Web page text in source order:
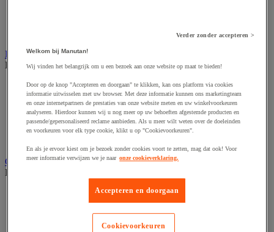
Elektrische toebehoren en verlichting
Bekijk de hele productgroep
Accessoires voor elektrisch schakelpaneel
Batterij, oplader en kabel
Elektrische kabel
Elektrische uitrusting
Verlengsnoer, stekkerdoos en kapelhaspel
Gereedschap opbergen
Bekijk de hele productgroep
Assortimentsdoos en gereedschapkoffer
Gereedschapskist en opbergtas
Gereedschapskoffer en versterkte kist
Verrijdbare werktafel
Verder zonder accepteren >
Welkom bij Manutan!
Wij vinden het belangrijk om u een bezoek aan onze website op maat te bieden!
Door op de knop "Accepteren en doorgaan" te klikken, kan ons platform via cookies
informatie uitwisselen met uw browser. Met deze informatie kunnen ons marketingteam
en onze internetpartners de prestaties van onze website meten en uw winkelvoorkeuren
analyseren. Hierdoor kunnen wij u nog meer op uw behoeften afgestemde producten en
passende/gepersonaliseerd reclame aanbieden. Als u meer wilt weten over de doeleinden
en voorkeuren voor elk type cookie, klikt u op "Cookievoorkeuren".
En als je ervoor kiest om je bezoek zonder cookies voort te zetten, mag dat ook! Voor
meer informatie verwijzen we je naar onze cookieverklaring.
Accepteren en doorgaan
Cookievoorkeuren